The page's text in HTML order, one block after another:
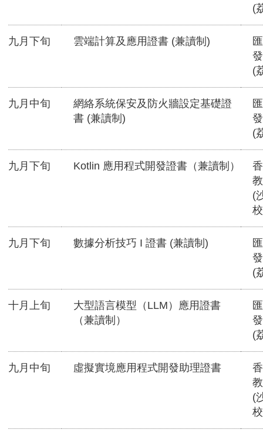
(
九月下旬 雲端計算及應用證書 (兼讀制)
(
九月中旬
網絡系統保安及防火牆設定基礎證
書 (兼讀制)
(
九月下旬 Kotlin 應用程式開發證書（兼讀制）
(
九月下旬 數據分析技巧 I 證書 (兼讀制)
(
十月上旬
大型語言模型（LLM）應用證書
（兼讀制）
(
九月中旬 虛擬實境應用程式開發助理證書
(